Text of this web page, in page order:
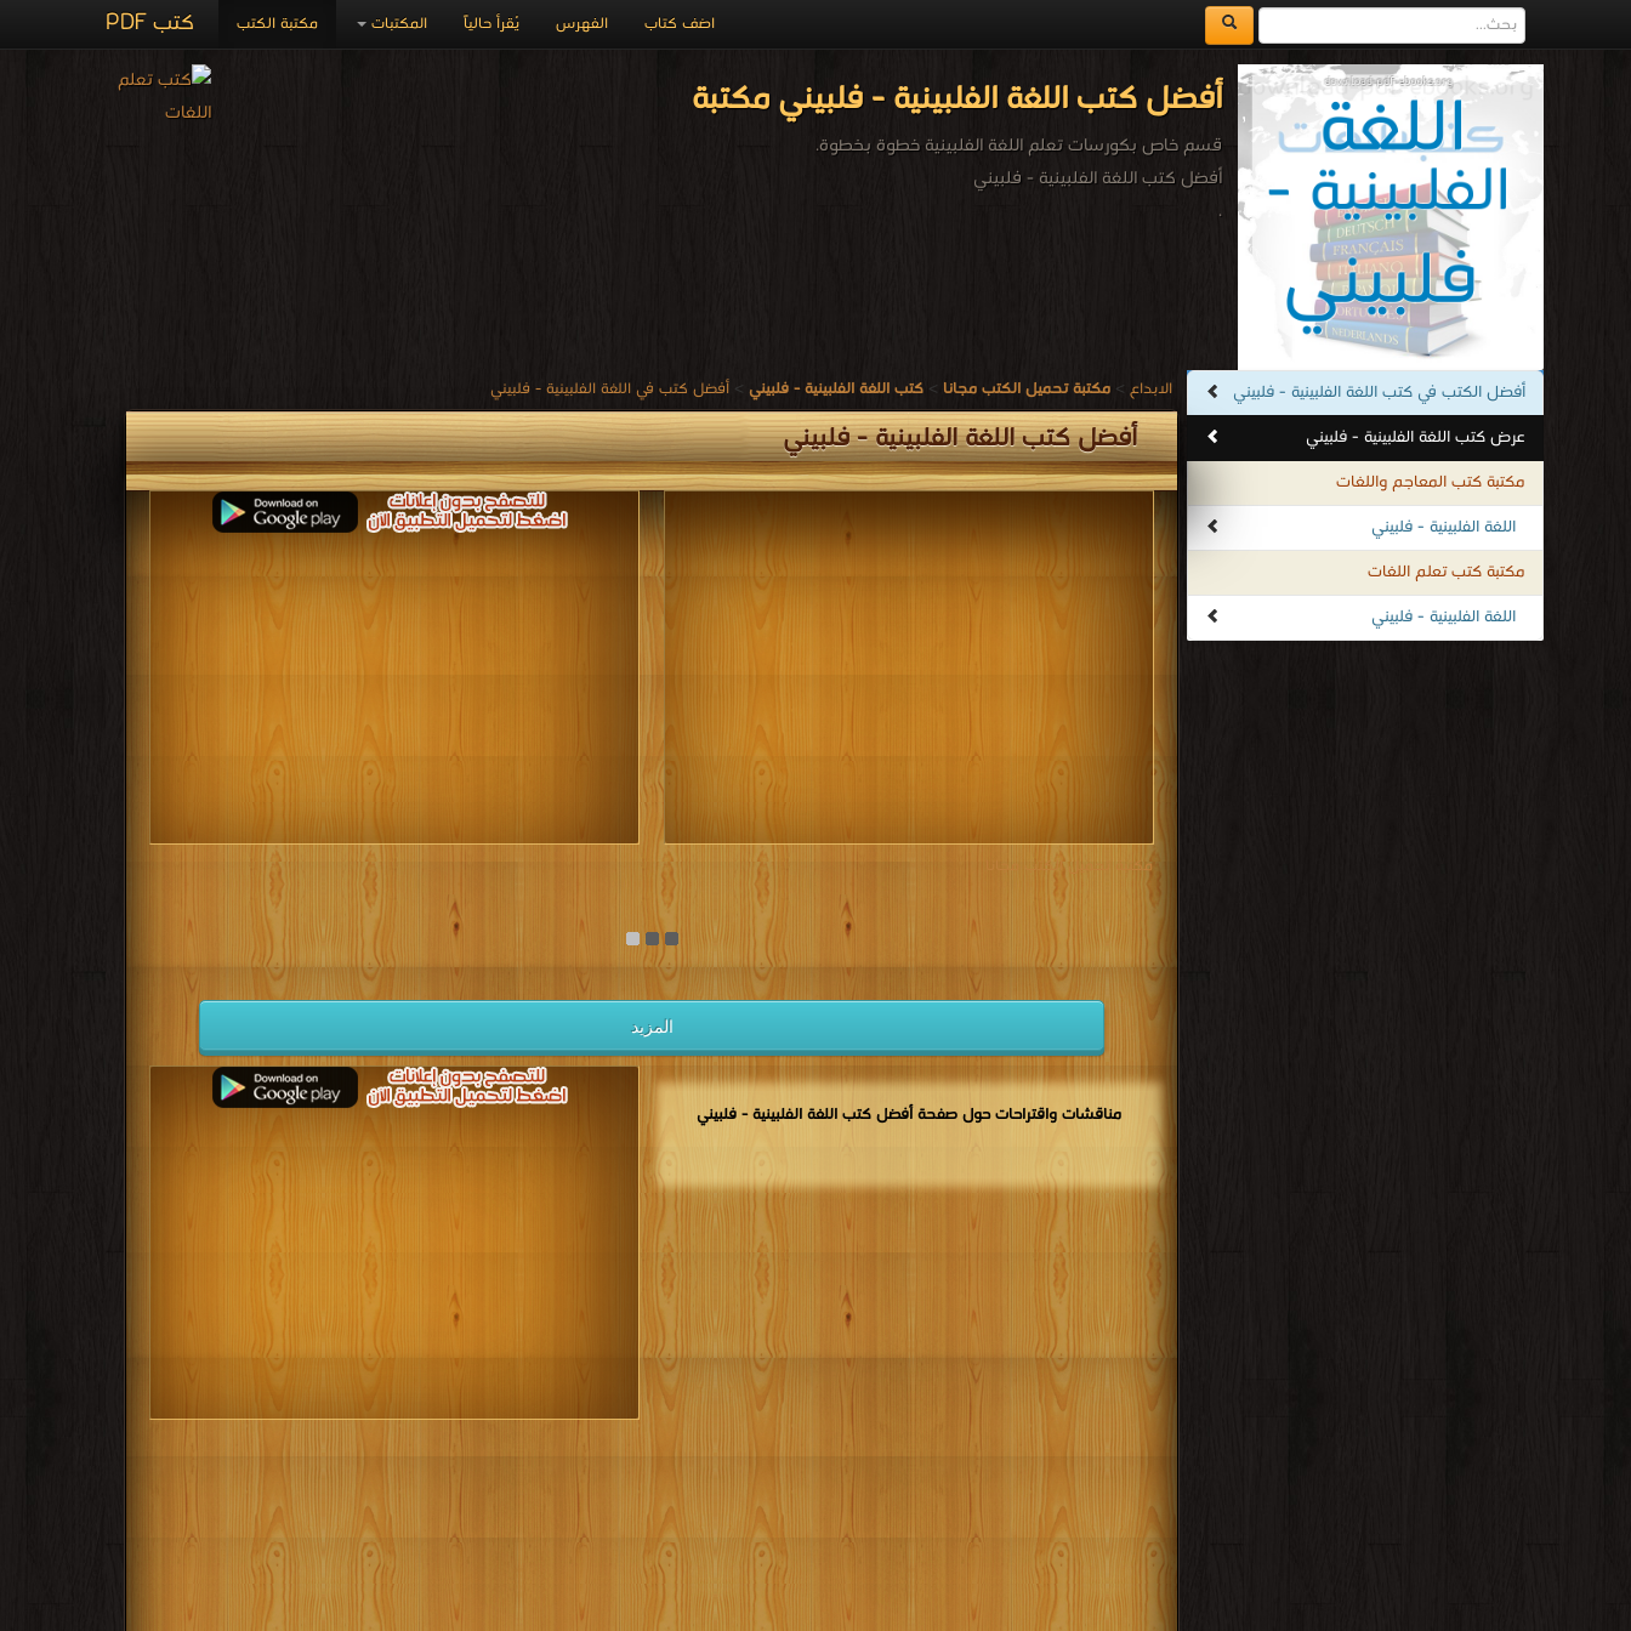
كتب PDF مكتبة الكتب المكتبات يُقرأ حالياً الفهرس اضف كتاب
أفضل كتب اللغة الفلبينية - فلبيني مكتبة
قسم خاص بكورسات تعلم اللغة الفلبينية خطوة بخطوة.
أفضل كتب اللغة الفلبينية - فلبيني
.
أفضل الكتب في كتب اللغة الفلبينية - فلبيني
عرض كتب اللغة الفلبينية - فلبيني
مكتبة كتب المعاجم واللغات
اللغة الفلبينية - فلبيني
مكتبة كتب تعلم اللغات
اللغة الفلبينية - فلبيني
الابداع > مكتبة تحميل الكتب مجانا > كتب اللغة الفلبينية - فلبيني > أفضل كتب في اللغة الفلبينية - فلبيني
أفضل كتب اللغة الفلبينية - فلبيني
مكتبة تحميل الكتب مجانا
المزيد
مناقشات واقتراحات حول صفحة أفضل كتب اللغة الفلبينية - فلبيني